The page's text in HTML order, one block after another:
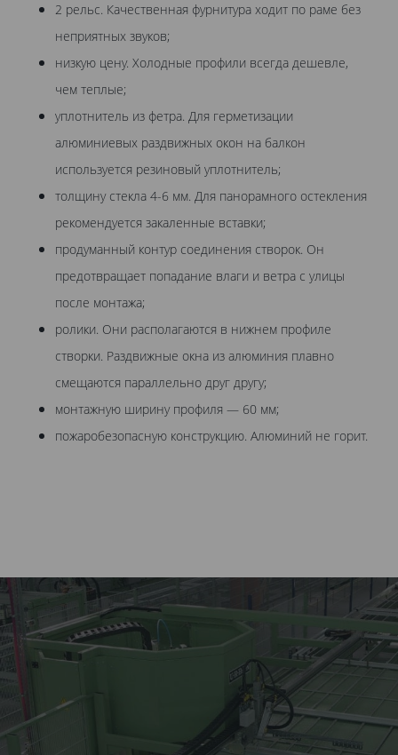
2 рельс. Качественная фурнитура ходит по раме без
неприятных звуков;
низкую цену. Холодные профили всегда дешевле,
чем теплые;
уплотнитель из фетра. Для герметизации
алюминиевых раздвижных окон на балкон
используется резиновый уплотнитель;
толщину стекла 4-6 мм. Для панорамного остекления
рекомендуется закаленные вставки;
продуманный контур соединения створок. Он
предотвращает попадание влаги и ветра с улицы
после монтажа;
ролики. Они располагаются в нижнем профиле
створки. Раздвижные окна из алюминия плавно
смещаются параллельно друг другу;
монтажную ширину профиля — 60 мм;
пожаробезопасную конструкцию. Алюминий не горит.